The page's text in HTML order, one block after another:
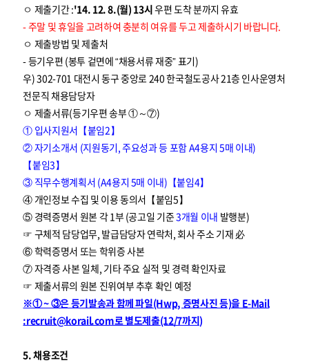
ㅇ 제출기간 :'14. 12. 8.(월) 13시우편 도착 분까지 유효
- 주말 및 휴일을 고려하여 충분히 여유를 두고 제출하시기 바랍니다.
ㅇ 제출방법 및 제출처
- 등기우편 (봉투 겉면에 “채용서류 재중” 표기)
우) 302-701 대전시 동구 중앙로 240 한국철도공사 21층 인사운영처
전문직 채용담당자
ㅇ 제출서류(등기우편 송부 ①～⑦)
① 입사지원서【붙임2】
② 자기소개서 (지원동기, 주요성과 등 포함 A4용지 5매 이내)
【붙임3】
③ 직무수행계획서 (A4용지 5매 이내)【붙임4】
④ 개인정보 수집 및 이용 동의서【붙임5】
⑤ 경력증명서 원본 각 1부 (공고일 기준3개월 이내 발행분)
☞ 구체적 담당업무, 발급담당자 연락처, 회사 주소 기재 必
⑥ 학력증명서 또는 학위증 사본
⑦ 자격증 사본 일체, 기타 주요 실적 및 경력 확인자료
☞ 제출서류의 원본 진위여부 추후 확인 예정
※① ~ ③은 등기발송과 함께 파일(Hwp, 증명사진 등)을 E-Mail
:recruit@korail.com로 별도제출(12/7까지)
5. 채용조건